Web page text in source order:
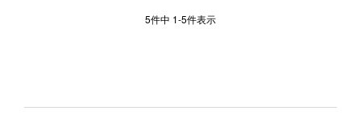
5件中 1-5件表示